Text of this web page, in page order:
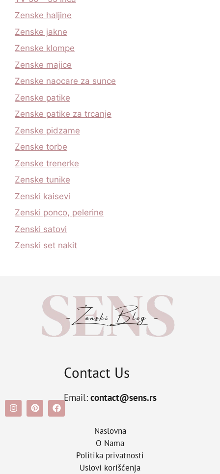
Zenske haljine
Zenske jakne
Zenske klompe
Zenske majice
Zenske naocare za sunce
Zenske patike
Zenske patike za trcanje
Zenske pidzame
Zenske torbe
Zenske trenerke
Zenske tunike
Zenski kaisevi
Zenski ponco, pelerine
Zenski satovi
Zenski set nakit
Contact Us
Email: contact@sens.rs
Naslovna
O Nama
Politika privatnosti
Uslovi korišćenja